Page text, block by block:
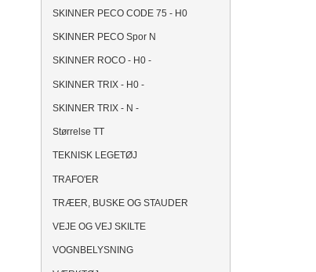
SKINNER PECO CODE 75 - H0
SKINNER PECO Spor N
SKINNER ROCO - H0 -
SKINNER TRIX - H0 -
SKINNER TRIX - N -
Størrelse TT
TEKNISK LEGETØJ
TRAFO'ER
TRÆER, BUSKE OG STAUDER
VEJE OG VEJ SKILTE
VOGNBELYSNING